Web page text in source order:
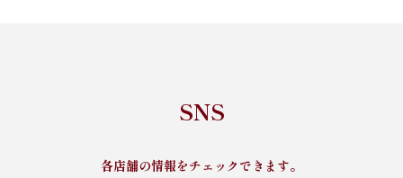
SNS
各店舗の情報をチェックできます。